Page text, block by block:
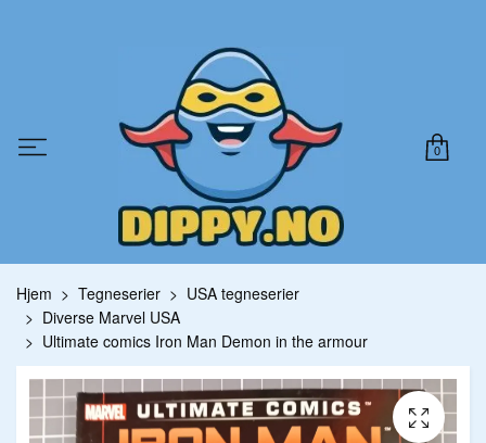
0
Hjem Tegneserier
USA tegneserier
Diverse Marvel USA
Ultimate comics Iron Man Demon in the armour